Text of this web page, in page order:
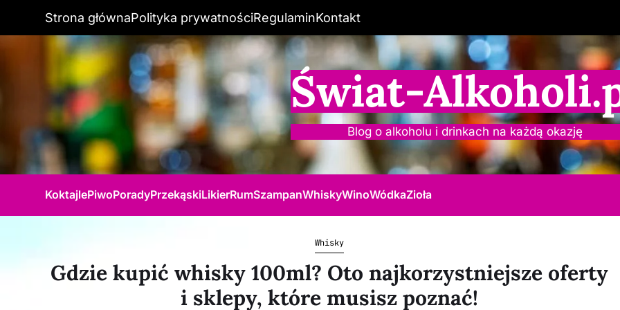
Strona głównaPolityka prywatnościRegulaminKontakt
Świat-
Blog o alkoholu i drinkach na każdą okazję
KoktajlePiwoPoradyPrzekąskiLikierRumSzampanWhiskyWinoWódkaZioła
Whisky
Gdzie kupić whisky 100ml? Oto najkorzystniejsze oferty
i sklepy, które musisz poznać!